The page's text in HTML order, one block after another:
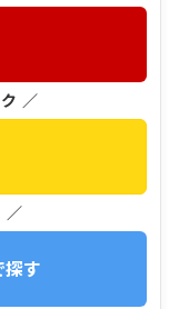
／
／
す